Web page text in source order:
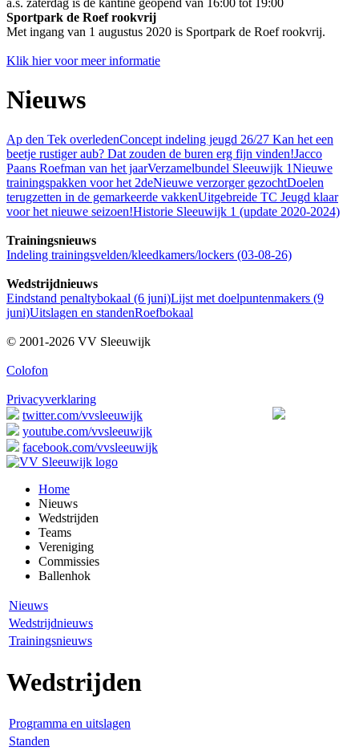
Sportpark de Roefrookvrij
Met ingang van 1 augustus 2020 is Sportpark de Roef rookvrij.
Klik hier voor meer informatie
Nieuws
Ap den Tek overledenConcept indeling jeugd 26/27 Kan het een
beetje rustiger aub? Dat zouden de buren erg fijn vinden!Jacco
Paans Roefman van het jaarVerzamelbundel Sleeuwijk 1Nieuwe
trainingspakken voor het 2deNieuwe verzorger gezochtDoelen
terugzetten in de gemarkeerde vakkenUitgebreide TC Jeugd klaar
voor het nieuwe seizoen!Historie Sleeuwijk 1 (update 2020-2024)
Trainingsnieuws
Indeling trainingsvelden/kleedkamers/lockers (03-08-26)
Wedstrijdnieuws
Eindstand penaltybokaal (6 juni)Lijst met doelpuntenmakers (9
juni)Uitslagen en standenRoefbokaal
© 2001-2026 VV Sleeuwijk
Colofon
Privacyverklaring
twitter.com/vvsleeuwijk
youtube.com/vvsleeuwijk
facebook.com/vvsleeuwijk
Home
Nieuws
Wedstrijden
Teams
Vereniging
Commissies
Ballenhok
Nieuws
Wedstrijdnieuws
Trainingsnieuws
Wedstrijden
Programma en uitslagen
Standen